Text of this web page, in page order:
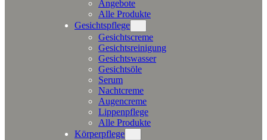
Angebote
Alle Produkte
Gesichtspflege
Gesichtscreme
Gesichtsreinigung
Gesichtswasser
Gesichtsöle
Serum
Nachtcreme
Augencreme
Lippenpflege
Alle Produkte
Körperpflege